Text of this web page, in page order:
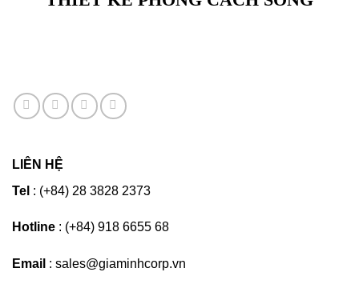
LIÊN HỆ
Tel : (+84) 28 3828 2373
Hotline : (+84) 918 6655 68
Email : sales@giaminhcorp.vn